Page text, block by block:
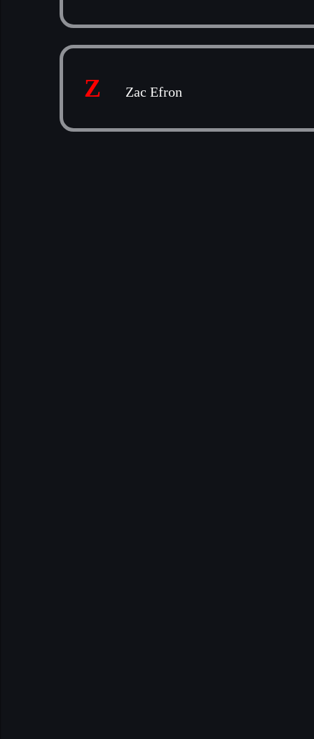
Z Zac Efron